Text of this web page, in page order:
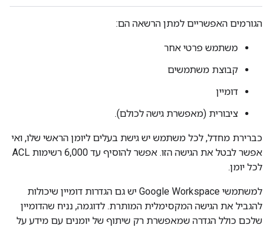
הגורמים האפשריים למתן הרשאה הם:
משתמש פרטי אחר
קבוצת משתמשים
דומיין
ציבורית (מאפשרת גישה לכולם).
כברירת מחדל, לכל משתמש יש גישת בעלים ליומן הראשי שלו, ואי
אפשר לבטל את הגישה הזו. אפשר להוסיף עד 6,000 רשימות ACL
לכל יומן.
למשתמשי Google Workspace יש גם הגדרות דומיין שיכולות
להגביל את הגישה המקסימלית המותרת. לדוגמה, נניח שהדומיין
שלכם כולל הגדרה שמאפשרת רק שיתוף של יומנים עם מידע על